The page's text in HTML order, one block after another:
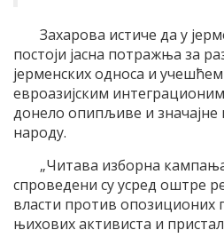
Захарова истиче да у
постоји јасна потражња за
јерменских односа и учешћем
евроазијским
донело опипљиве и значајне
народу.
„Читава изборна
спроведени су усред оштре
власти против опозиционих
њихових активиста и